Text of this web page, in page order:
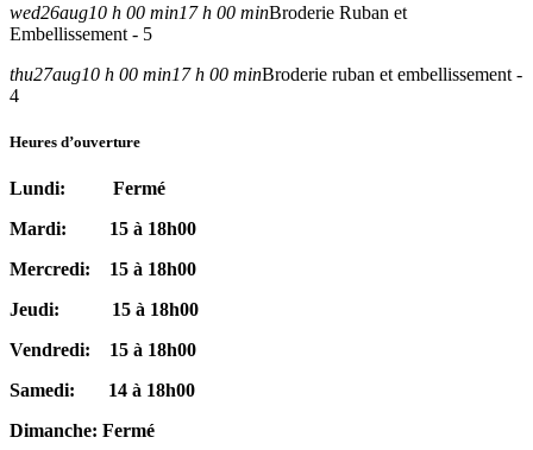
wed26aug10 h 00 min17 h 00 minBroderie Ruban et
Embellissement - 5
thu27aug10 h 00 min17 h 00 minBroderie ruban et embellissement -
4
Heures d’ouverture
Lundi: Fermé
Mardi: 15 à 18h00
Mercredi: 15 à 18h00
Jeudi: 15 à 18h00
Vendredi: 15 à 18h00
Samedi: 14 à 18h00
Dimanche: Fermé